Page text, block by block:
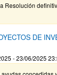
Resolución
DE
- 23/06/2025